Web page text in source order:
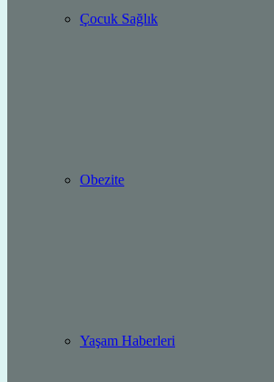
Çocuk Sağlık
Obezite
Yaşam Haberleri